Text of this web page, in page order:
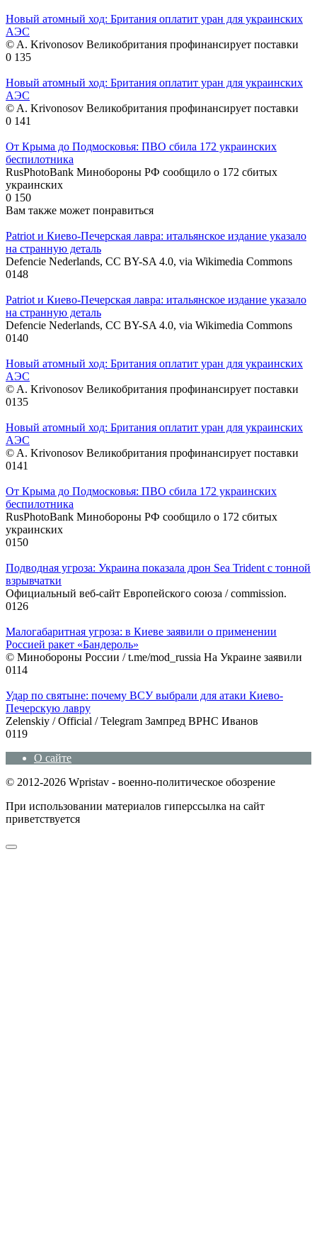
Новый атомный ход: Британия оплатит уран для украинских
АЭС
© A. Krivonosov Великобритания профинансирует поставки
0 135
Новый атомный ход: Британия оплатит уран для украинских
АЭС
© A. Krivonosov Великобритания профинансирует поставки
0 141
От Крыма до Подмосковья: ПВО сбила 172 украинских
беспилотника
RusPhotoBank Минобороны РФ сообщило о 172 сбитых
украинских
0 150
Вам также может понравиться
Patriot и Киево-Печерская лавра: итальянское издание указало
на странную деталь
Defencie Nederlands, CC BY-SA 4.0, via Wikimedia Commons
0148
Patriot и Киево-Печерская лавра: итальянское издание указало
на странную деталь
Defencie Nederlands, CC BY-SA 4.0, via Wikimedia Commons
0140
Новый атомный ход: Британия оплатит уран для украинских
АЭС
© A. Krivonosov Великобритания профинансирует поставки
0135
Новый атомный ход: Британия оплатит уран для украинских
АЭС
© A. Krivonosov Великобритания профинансирует поставки
0141
От Крыма до Подмосковья: ПВО сбила 172 украинских
беспилотника
RusPhotoBank Минобороны РФ сообщило о 172 сбитых
украинских
0150
Подводная угроза: Украина показала дрон Sea Trident с тонной
взрывчатки
Официальный веб-сайт Европейского союза / commission.
0126
Малогабаритная угроза: в Киеве заявили о применении
Россией ракет «Бандероль»
© Минобороны России / t.me/mod_russia На Украине заявили
0114
Удар по святыне: почему ВСУ выбрали для атаки Киево-
Печерскую лавру
Zеlеnskiу / Оfficiаl / Telegram Зампред ВРНС Иванов
0119
О сайте
© 2012-2026 Wpristav - военно-политическое обозрение
При использовании материалов гиперссылка на сайт
приветствуется